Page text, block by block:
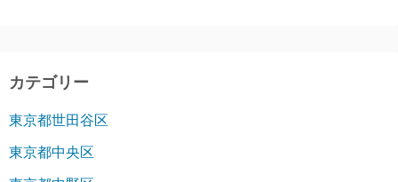
カテゴリー
東京都世田谷区
東京都中央区